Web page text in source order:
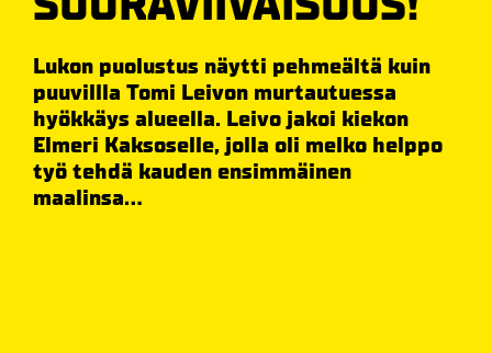
Lukon puolustus näytti pehmeältä kuin
puuvillla Tomi Leivon murtautuessa
hyökkäys alueella. Leivo jakoi kiekon
Elmeri Kaksoselle, jolla oli melko helppo
työ tehdä kauden ensimmäinen
maalinsa...